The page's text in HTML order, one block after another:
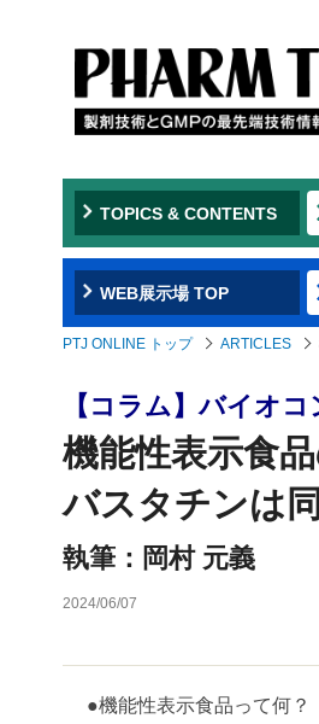
TOPICS & CONTENTS
WEB展示場 TOP
PTJ ONLINE トップ ARTICLES
【コラム】バイオ
機能性表示食
バスタチンは
執筆：岡村 元義
2024/06/07
●機能性表示食品って何